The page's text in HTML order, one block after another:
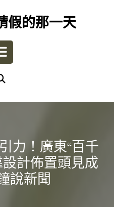
假的那一天
Open
力！廣東“百千
設計佈置頭見成
說新聞